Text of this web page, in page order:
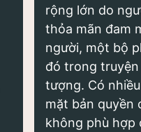
rộng lớn do
thỏa mãn đam
người, một bộ
đó trong
tượng. Có
mặt bản quyền
không phù hợp